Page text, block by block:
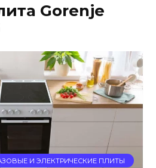
Gorenje
И ЭЛЕКТРИЧЕСКИЕ ПЛИТЫ